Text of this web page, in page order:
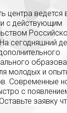
центра ведется
с действующим
сегодняшний
молодых и
Современные
с
заявку